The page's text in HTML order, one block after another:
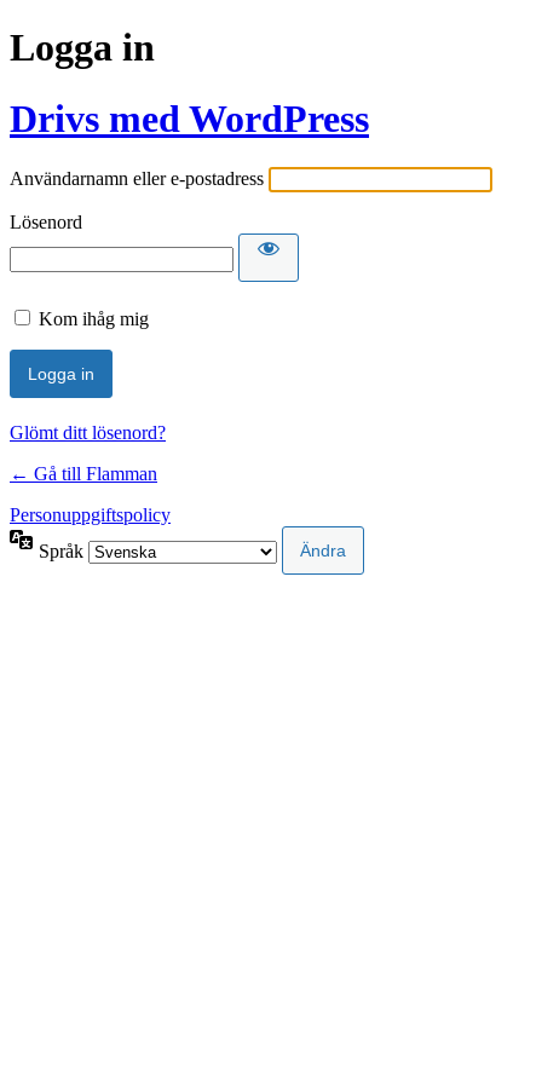
Logga in
Drivs med WordPress
Användarnamn eller e-postadress
Lösenord
Kom ihåg mig
Glömt ditt lösenord?
← Gå till Flamman
Personuppgiftspolicy
Språk